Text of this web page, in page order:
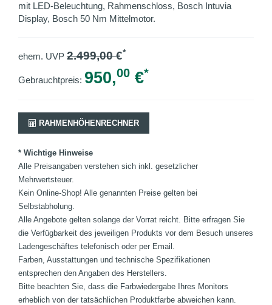
mit LED-Beleuchtung, Rahmenschloss, Bosch Intuvia
Display, Bosch 50 Nm Mittelmotor.
ehem. UVP 2.499,00€*
Gebrauchtpreis: 950,00 €*
RAHMENHÖHENRECHNER
* Wichtige Hinweise
Alle Preisangaben verstehen sich inkl. gesetzlicher
Mehrwertsteuer.
Kein Online-Shop! Alle genannten Preise gelten bei
Selbstabholung.
Alle Angebote gelten solange der Vorrat reicht. Bitte erfragen Sie
die Verfügbarkeit des jeweiligen Produkts vor dem Besuch unseres
Ladengeschäftes telefonisch oder per Email.
Farben, Ausstattungen und technische Spezifikationen
entsprechen den Angaben des Herstellers.
Bitte beachten Sie, dass die Farbwiedergabe Ihres Monitors
erheblich von der tatsächlichen Produktfarbe abweichen kann.